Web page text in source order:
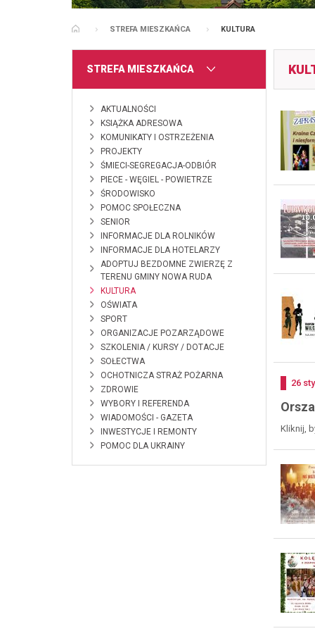
STRONA GŁÓWNA
STREFA MIESZKAŃCA KULTURA
MENU
STREFA MIESZKAŃCA
AKTUALNOŚCI
KSIĄŻKA ADRESOWA
KOMUNIKATY I OSTRZEŻENIA
PROJEKTY
ŚMIECI-SEGREGACJA-ODBIÓR
PIECE - WĘGIEL - POWIETRZE
ŚRODOWISKO
POMOC SPOŁECZNA
SENIOR
INFORMACJE DLA ROLNIKÓW
INFORMACJE DLA HOTELARZY
ADOPTUJ BEZDOMNE ZWIERZĘ Z
TERENU GMINY NOWA RUDA
KULTURA
OŚWIATA
SPORT
ORGANIZACJE POZARZĄDOWE
SZKOLENIA / KURSY / DOTACJE
SOŁECTWA
OCHOTNICZA STRAŻ POŻARNA
ZDROWIE
WYBORY I REFERENDA
WIADOMOŚCI - GAZETA
INWESTYCJE I REMONTY
POMOC DLA UKRAINY
26
Kliknij,